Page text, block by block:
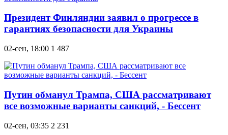
Президент Финляндии заявил о прогрессе в
гарантиях безопасности для Украины
02-сен, 18:00 1 487
Путин обманул Трампа, США рассматривают
все возможные варианты санкций, - Бессент
02-сен, 03:35 2 231